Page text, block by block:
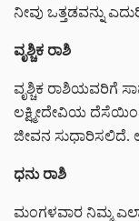
ನೀವು ಒತ್ತಡವನ್ನು
ವೃಶ್ಚಿಕ ರಾಶಿ
ವೃಶ್ಚಿಕ ರಾಶಿಯವರಿಗೆ
ಲಕ್ಷ್ಮೀದೇವಿಯ
ಜೀವನ ಸುಧಾರಿಸಲಿದೆ.
ಧನು ರಾಶಿ
ಮಂಗಳವಾರ ನಿಮ್ಮ